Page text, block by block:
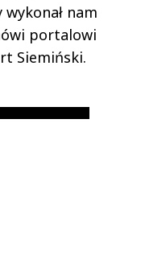
nam
portalowi
Siemiński.